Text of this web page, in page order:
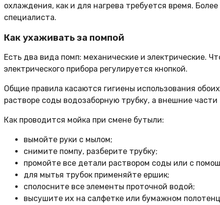
охлаждения, как и для нагрева требуется время.
специалиста.
Как ухаживать за помпой
Есть два вида помп: механические и электрические.
электрического прибора регулируется кнопкой.
Общие правила касаются гигиены использования
растворе соды водозаборную трубку, а внешние
Как проводится мойка при смене бутыли:
вымойте руки с мылом;
снимите помпу, разберите трубку;
промойте все детали раствором соды или с
для мытья трубок применяйте ершик;
сполосните все элементы проточной водой;
высушите их на салфетке или бумажном